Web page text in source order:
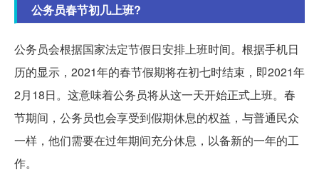
公务员春节初几上班?
公务员会根据国家法定节假日安排上班时间。根据手机日
历的显示，2021年的春节假期将在初七时结束，即2021年
2月18日。这意味着公务员将从这一天开始正式上班。春
节期间，公务员也会享受到假期休息的权益，与普通民众
一样，他们需要在过年期间充分休息，以备新的一年的工
作。